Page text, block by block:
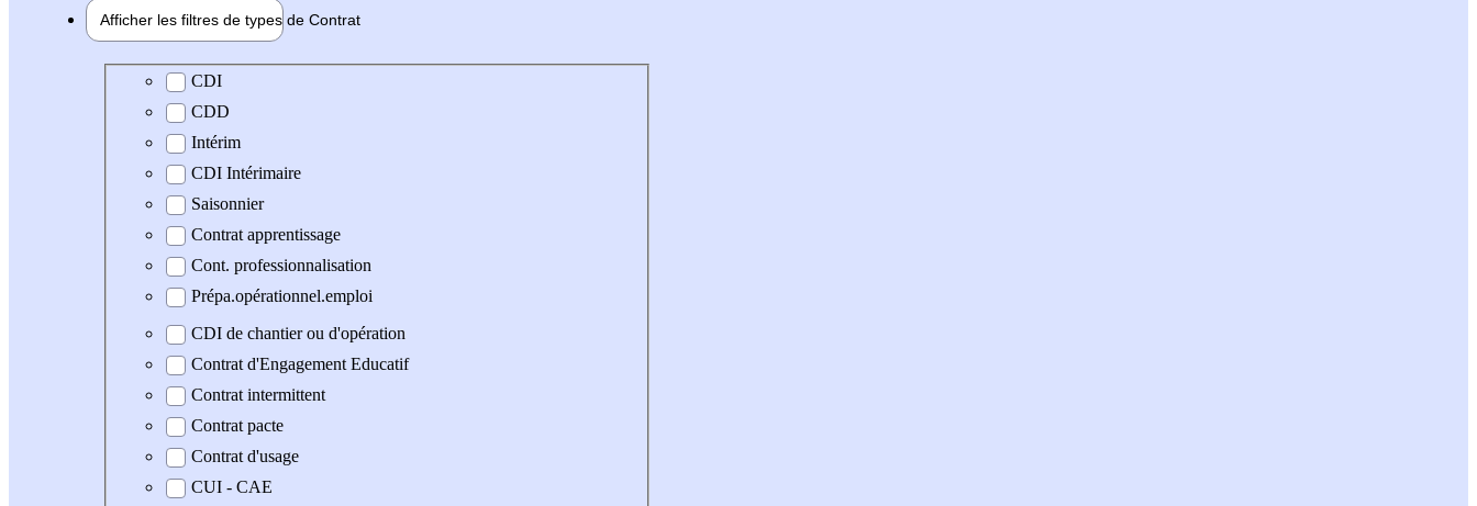
Afficher les filtres de types de Contrat
Type de contrat
CDI
CDD
Intérim
CDI Intérimaire
Saisonnier
Contrat apprentissage
Cont. professionnalisation
Prépa.opérationnel.emploi
CDI de chantier ou d'opération
Contrat d'Engagement Educatif
Contrat intermittent
Contrat pacte
Contrat d'usage
CUI - CAE